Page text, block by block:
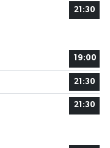
21:30
19:00
21:30
21:30